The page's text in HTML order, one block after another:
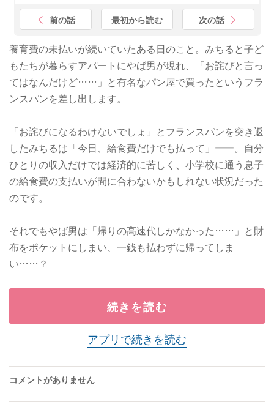
前の話 最初から読む 次の話
養育費の未払いが続いていたある日のこと。みちると子ど
もたちが暮らすアパートにやば男が現れ、「お詫びと言っ
てはなんだけど……」と有名なパン屋で買ったというフラ
ンスパンを差し出します。
「お詫びになるわけないでしょ」とフランスパンを突き返
したみちるは「今日、給食費だけでも払って」——。自分
ひとりの収入だけでは経済的に苦しく、小学校に通う息子
の給食費の支払いが間に合わないかもしれない状況だった
のです。
それでもやば男は「帰りの高速代しかなかった……」と財
布をポケットにしまい、一銭も払わずに帰ってしま
い……？
続きを読む
アプリで続きを読む
コメントがありません